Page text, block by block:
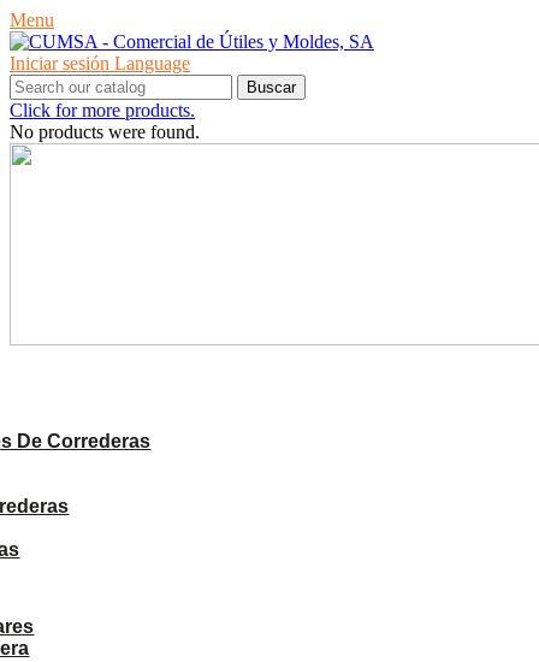
Menu
Iniciar sesión Language
Buscar
Click for more products.
No products were found.
De Correderas